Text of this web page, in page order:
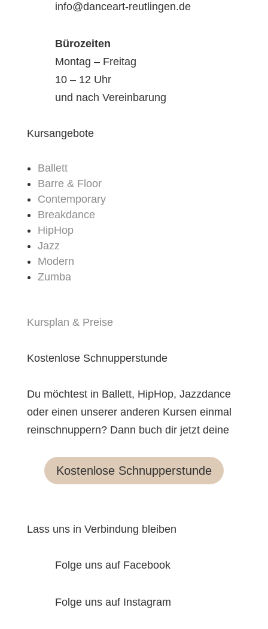
info@danceart-reutlingen.de
Bürozeiten
Montag – Freitag
10 – 12 Uhr
und nach Vereinbarung
Kursangebote
Ballett
Barre & Floor
Contemporary
Breakdance
HipHop
Jazz
Modern
Zumba
Kursplan & Preise
Kostenlose Schnupperstunde
Du möchtest in Ballett, HipHop, Jazzdance
oder einen unserer anderen Kursen einmal
reinschnuppern? Dann buch dir jetzt deine
Kostenlose Schnupperstunde
Lass uns in Verbindung bleiben
Folge uns auf Facebook
Folge uns auf Instagram